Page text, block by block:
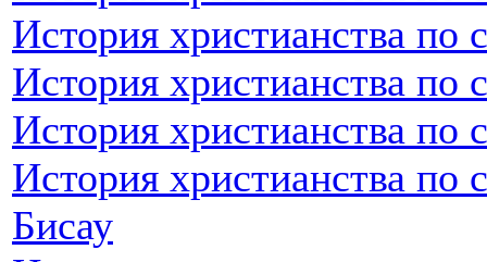
История христианства по
История христианства по
История христианства по
История христианства по
Бисау